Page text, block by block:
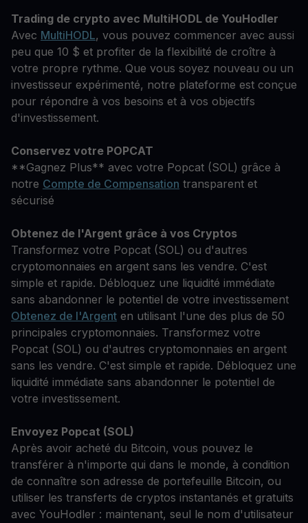
Trading de crypto avec MultiHODL de YouHodler
Avec MultiHODL, vous pouvez commencer avec aussi
peu que 10 $ et profiter de la flexibilité de croître à
votre propre rythme. Que vous soyez nouveau ou un
investisseur expérimenté, notre plateforme est conçue
pour répondre à vos besoins et à vos objectifs
d'investissement.
Conservez votre POPCAT
**Gagnez Plus** avec votre Popcat (SOL) grâce à
notre Compte de Compensation transparent et
sécurisé
Obtenez de l'Argent grâce à vos Cryptos
Transformez votre Popcat (SOL) ou d'autres
cryptomonnaies en argent sans les vendre. C'est
simple et rapide. Débloquez une liquidité immédiate
sans abandonner le potentiel de votre investissement
Obtenez de l'Argent en utilisant l'une des plus de 50
principales cryptomonnaies. Transformez votre
Popcat (SOL) ou d'autres cryptomonnaies en argent
sans les vendre. C'est simple et rapide. Débloquez une
liquidité immédiate sans abandonner le potentiel de
votre investissement.
Envoyez Popcat (SOL)
Après avoir acheté du Bitcoin, vous pouvez le
transférer à n'importe qui dans le monde, à condition
de connaître son adresse de portefeuille Bitcoin, ou
utiliser les transferts de cryptos instantanés et gratuits
avec YouHodler : maintenant, seul le nom d'utilisateur